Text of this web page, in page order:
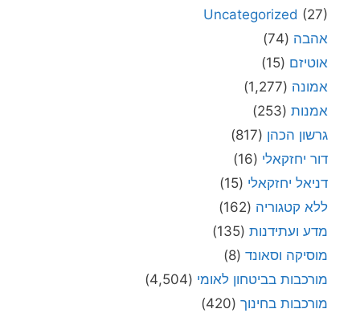
Uncategorized (27)
אהבה (74)
אוטיזם (15)
אמונה (1,277)
אמנות (253)
גרשון הכהן (817)
דור יחזקאלי (16)
דניאל יחזקאלי (15)
ללא קטגוריה (162)
מדע ועתידנות (135)
מוסיקה וסאונד (8)
מורכבות בביטחון לאומי (4,504)
מורכבות בחינוך (420)